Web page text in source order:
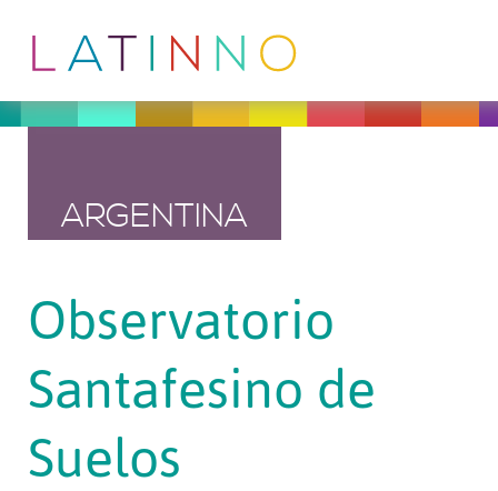
ARGENTINA
Observatorio
Santafesino de
Suelos